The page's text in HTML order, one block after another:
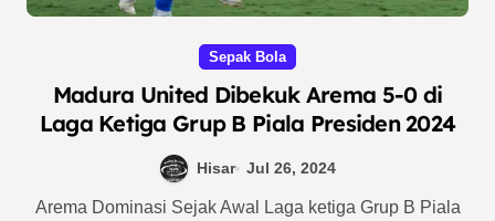
Sepak Bola
Madura United Dibekuk Arema 5-0 di
Laga Ketiga Grup B Piala Presiden 2024
Hisar Jul 26, 2024
Arema Dominasi Sejak Awal Laga ketiga Grup B Piala